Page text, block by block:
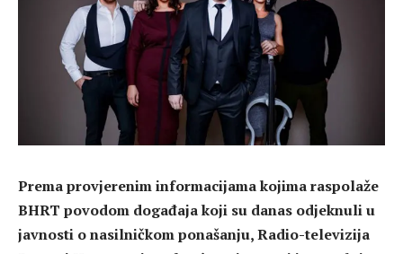
Prema provjerenim informacijama kojima raspolaže
BHRT povodom događaja koji su danas odjeknuli u
javnosti o nasilničkom ponašanju, Radio-televizija